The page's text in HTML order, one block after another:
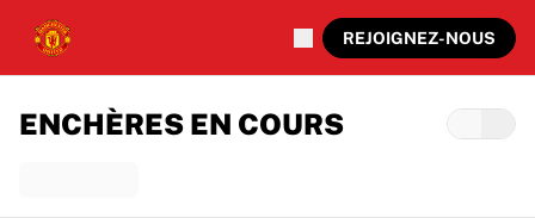
REJOIGNEZ-NOUS
ENCHÈRES EN COURS